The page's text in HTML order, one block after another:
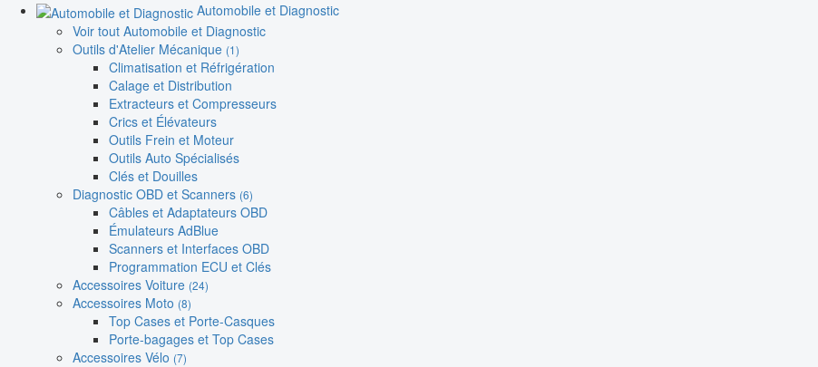
Automobile et Diagnostic
Voir tout Automobile et Diagnostic
Outils d'Atelier Mécanique (1)
Climatisation et Réfrigération
Calage et Distribution
Extracteurs et Compresseurs
Crics et Élévateurs
Outils Frein et Moteur
Outils Auto Spécialisés
Clés et Douilles
Diagnostic OBD et Scanners (6)
Câbles et Adaptateurs OBD
Émulateurs AdBlue
Scanners et Interfaces OBD
Programmation ECU et Clés
Accessoires Voiture (24)
Accessoires Moto (8)
Top Cases et Porte-Casques
Porte-bagages et Top Cases
Accessoires Vélo (7)